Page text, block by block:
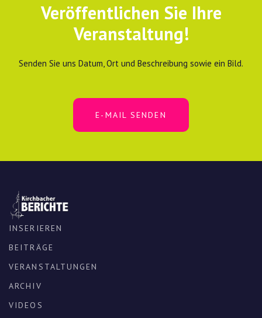
Veröffentlichen Sie Ihre
Veranstaltung!
Senden Sie uns Datum, Ort und Beschreibung sowie ein Bild.
E-MAIL SENDEN
INSERIEREN
BEITRÄGE
VERANSTALTUNGEN
ARCHIV
VIDEOS